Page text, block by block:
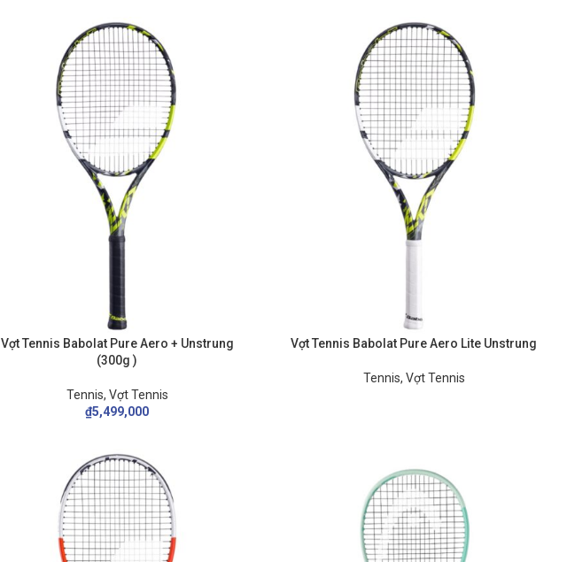
Babolat Boost Rafa
Babolat Pure Drive
Vợt Tennis Babolat Pure Aero + Unstrung
(300g )
Tennis, Vợt Tennis
₫5,499,000
Vợt Tennis Babolat Pure Aero Lite Unstrung
Tennis, Vợt Tennis